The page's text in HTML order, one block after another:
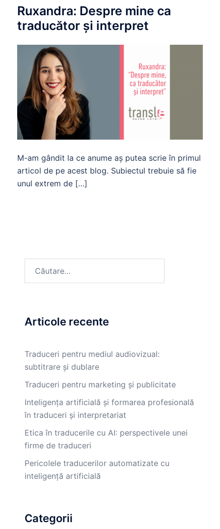
Ruxandra: Despre mine ca
traducător şi interpret
M-am gândit la ce anume aș putea scrie în primul
articol de pe acest blog. Subiectul trebuie să fie
unul extrem de […]
Articole recente
Traduceri pentru mediul audiovizual:
subtitrare și dublare
Traduceri pentru marketing și publicitate
Inteligența artificială și formarea profesională
în traduceri și interpretariat
Etica în traducerile cu AI: perspectivele unei
firme de traduceri
Pericolele traducerilor automatizate cu
inteligență artificială
Categorii